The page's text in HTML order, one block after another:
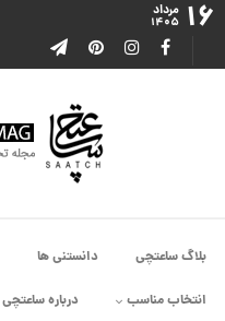
۱۶ مرداد
۱۴۰۵
بلاگ ساعتچی دانستنی ها
انتخاب مناسب درباره ساعتچی
ز
ک
ک